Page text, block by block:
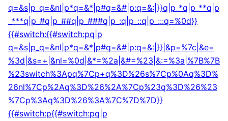
q=&s|p_q=&nl|p*q=&*|p#q=&#|p:q=&:|}}q|p_*q|p_**q|p
_***q|p_#q|p_##q|p_###q|p_:q|p_::q|p_:::q=%0d}}
{{#switch:{{#switch:pq|p
q=&s|p_q=&nl|p*q=&*|p#q=&#|p:q=&:|}}|&p=%7c|&e=
%3d|&s=+|&nl=%0d|&*=%2a|&#=%23|&:=%3a|%7B%7B
%23switch%3Apq%7Cp+q%3D%26s%7Cp%0Aq%3D%
26nl%7Cp%2Aq%3D%26%2A%7Cp%23q%3D%26%23
%7Cp%3Aq%3D%26%3A%7C%7D%7D}}
{{#switch:p{{#switch:pq|p